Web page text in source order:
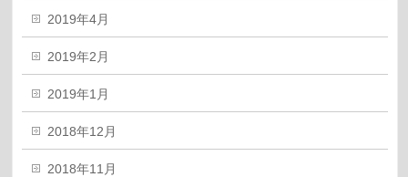
2019年4月
2019年2月
2019年1月
2018年12月
2018年11月